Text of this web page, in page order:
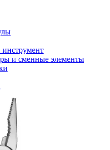
инструмент
и сменные элементы